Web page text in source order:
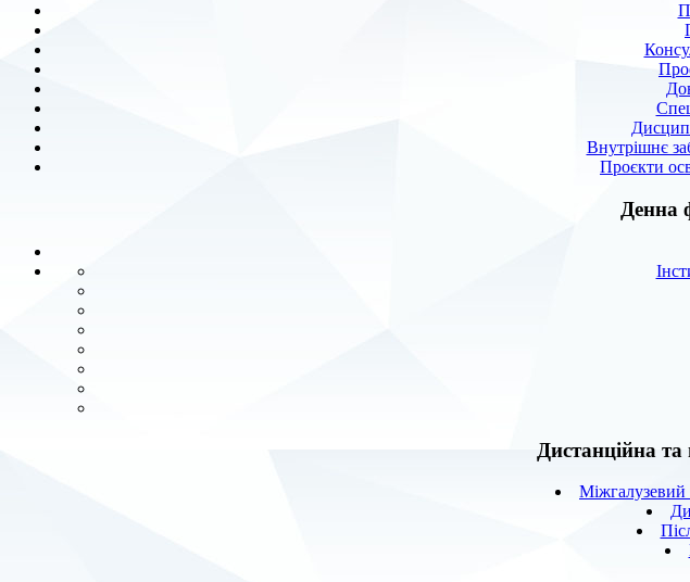
Внутрішнє
Проєкти
Денна
Дистанційна
Міжгалузевий